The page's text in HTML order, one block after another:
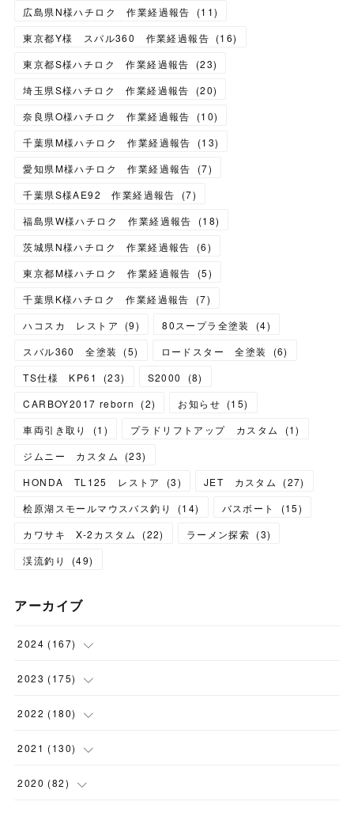
広島県N様ハチロク 作業経過報告
(11)
東京都Y様 スバル360 作業経過報告 (16)
東京都S様ハチロク 作業経過報告
(23)
埼玉県S様ハチロク 作業経過報告
(20)
奈良県O様ハチロク 作業経過報告
(10)
千葉県M様ハチロク 作業経過報告
(13)
愛知県M様ハチロク 作業経過報告
(7)
千葉県S様AE92 作業経過報告
(7)
福島県W様ハチロク 作業経過報告
(18)
茨城県N様ハチロク 作業経過報告
(6)
東京都M様ハチロク 作業経過報告
(5)
千葉県K様ハチロク 作業経過報告
(7)
ハコスカ レストア
(9) 80スープラ全塗装 (4)
スバル360 全塗装
(5) ロードスター 全塗装 (6)
TS仕様 KP61
(23) S2000 (8)
CARBOY2017 reborn
(2) お知らせ (15)
車両引き取り
(1 ) プラドリフトアップ カスタム (1)
ジムニー カスタム
(23)
HONDA TL125 レストア
(3) JET カスタム (27)
桧原湖スモールマウスバス釣り
(14) バスボート (15)
カワサキ X-2カスタム
(22) ラーメン探索 (3)
渓流釣り
(49)
アーカイブ
2024 (167)
(11)
(24)
(23)
( 23
2023 (175)
(12)
(18)
(16
2022 (180)
(17)
(15
2021 (130)
(10
2020 (82)